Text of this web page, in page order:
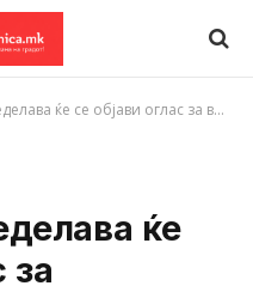
оглас за вградување плински уреди во возилата
ќе
за